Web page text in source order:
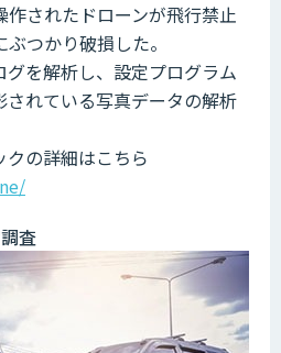
されたドローンが飛行禁止
つかり破損した。
を解析し、設定プログラム
れている写真データの解析
の詳細はこちら
査